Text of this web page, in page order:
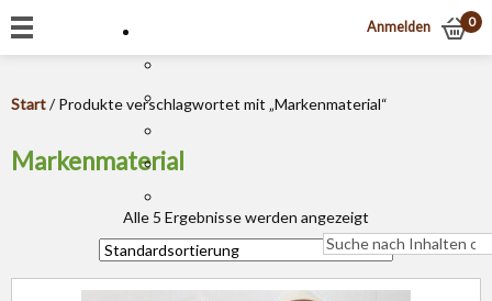
Anmelden 0
Start/ Produkte verschlagwortet mit „Markenmaterial“
Markenmaterial
Alle 5 Ergebnisse werden angezeigt